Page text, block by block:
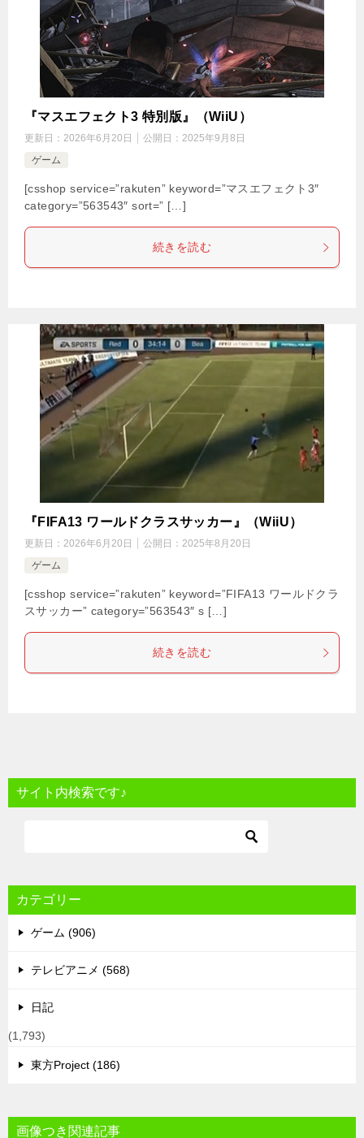
『マスエフェクト3 特別版』（WiiU）
更新日： 2026年6月20日 公開日： 2025年9月8日
ゲーム
[csshop service=”rakuten” keyword=”マスエフェクト3″
category=”563543″ sort=” […]
続きを読む
『FIFA13 ワールドクラスサッカー』（WiiU）
更新日： 2026年6月20日 公開日： 2025年8月20日
ゲーム
[csshop service=”rakuten” keyword=”FIFA13 ワールドクラ
スサッカー” category=”563543″ s […]
続きを読む
サイト内検索です♪
カテゴリー
ゲーム (906)
テレビアニメ (568)
日記
(1,793)
東方Project (186)
画像つき関連記事